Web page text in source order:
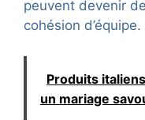
peuvent devenir
cohésion d’équipe.
Produits
un mariage